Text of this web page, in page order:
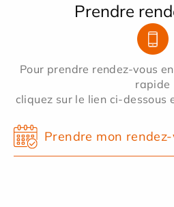
Prendre
Pour prendre rendez-vous
rapide
cliquez sur le lien ci-dessous
Prendre mon